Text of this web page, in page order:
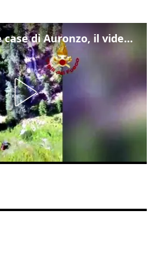
Frana lambisce le case di Auronzo, il video dall'elicottero dei vigili del fuoco